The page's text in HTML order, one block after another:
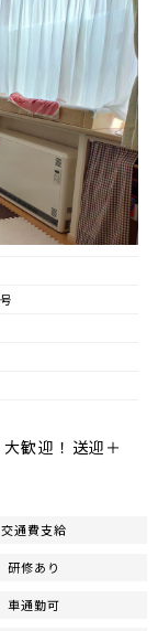
歓迎！送迎＋
交通費支給
研修あり
車通勤可